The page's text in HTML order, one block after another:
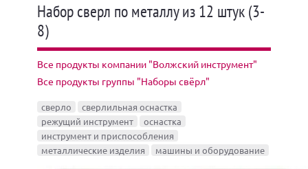
Набор сверл по металлу из 12 штук (3-
8)
Все продукты компании "Волжский инструмент"
Все продукты группы "Наборы свёрл"
сверло
сверлильная оснастка
режущий инструмент
оснастка
инструмент и приспособления
металлические изделия
машины и оборудование